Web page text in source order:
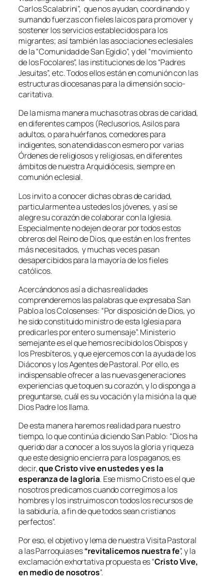
Carlos Scalabrini”, que nos ayudan, coordinando y
sumando fuerzas con fieles laicos para promover y
sostener los servicios establecidos para los
migrantes; así también las asociaciones eclesiales
de la “Comunidad de San Egidio”, y del “movimiento
de los Focolares”, las instituciones de los “Padres
Jesuitas”, etc. Todos ellos están en comunión con las
estructuras diocesanas para la dimensión socio-
caritativa.
De la misma manera muchas otras obras de caridad,
en diferentes campos (Reclusorios, Asilos para
adultos, o para huérfanos, comedores para
indigentes, son atendidas con esmero por varias
Órdenes de religiosos y religiosas, en diferentes
ámbitos de nuestra Arquidiócesis, siempre en
comunión eclesial.
Los invito a conocer dichas obras de caridad,
particularmente a ustedes los jóvenes, y así se
alegre su corazón de colaborar con la Iglesia.
Especialmente no dejen de orar por todos estos
obreros del Reino de Dios, que están en los frentes
más necesitados, y muchas veces pasan
desapercibidos para la mayoría de los fieles
católicos.
Acercándonos así a dichas realidades
comprenderemos las palabras que expresaba San
Pablo a los Colosenses: “Por disposición de Dios, yo
he sido constituido ministro de esta Iglesia para
predicarles por entero su mensaje”. Ministerio
semejante es el que hemos recibido los Obispos y
los Presbíteros, y que ejercemos con la ayuda de los
Diáconos y los Agentes de Pastoral. Por ello, es
indispensable ofrecer a las nuevas generaciones
experiencias que toquen su corazón, y lo disponga a
preguntarse, cuál es su vocación y la misión a la que
Dios Padre los llama.
De esta manera haremos realidad para nuestro
tiempo, lo que continúa diciendo San Pablo: “Dios ha
querido dar a conocer a los suyos la gloria y riqueza
que este designio encierra para los paganos, es
decir,que Cristo vive en ustedes y es la
esperanza de la gloria. Ese mismo Cristo es el que
nosotros predicamos cuando corregimos a los
hombres y los instruimos con todos los recursos de
la sabiduría, a fin de que todos sean cristianos
perfectos”.
Por eso, el objetivo y lema de nuestra Visita Pastoral
a las Parroquias es“revitalicemos nuestra fe”, y la
exclamación exhortativa propuesta es “Cristo Vive,
en medio de nosotros”.